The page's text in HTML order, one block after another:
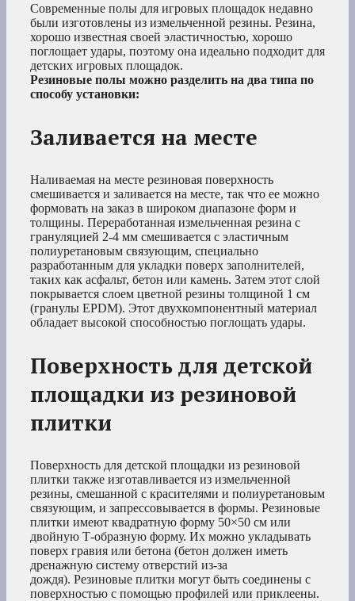
Современные полы для игровых площадок недавно
были изготовлены из измельченной резины. Резина,
хорошо известная своей эластичностью, хорошо
поглощает удары, поэтому она идеально подходит для
детских игровых площадок.
Резиновые полы можно разделить на два типа по
способу установки:
Заливается на месте
Наливаемая на месте резиновая поверхность
смешивается и заливается на месте, так что ее можно
формовать на заказ в широком диапазоне форм и
толщины. Переработанная измельченная резина с
грануляцией 2-4 мм смешивается с эластичным
полиуретановым связующим, специально
разработанным для укладки поверх заполнителей,
таких как асфальт, бетон или камень. Затем этот слой
покрывается слоем цветной резины толщиной 1 см
(гранулы EPDM). Этот двухкомпонентный материал
обладает высокой способностью поглощать удары.
Поверхность для детской
площадки из резиновой
плитки
Поверхность для детской площадки из резиновой
плитки также изготавливается из измельченной
резины, смешанной с красителями и полиуретановым
связующим, и запрессовывается в формы. Резиновые
плитки имеют квадратную форму 50×50 см или
двойную Т-образную форму. Их можно укладывать
поверх гравия или бетона (бетон должен иметь
дренажную систему отверстий из-за
дождя). Резиновые плитки могут быть соединены с
поверхностью с помощью профилей или приклеены.